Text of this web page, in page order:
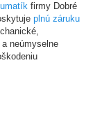
firmy Dobré
plnú záruku
neúmyselne